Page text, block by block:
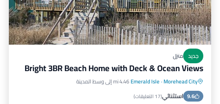
جديد منزل
Bright 3BR Beach Home with Deck & Ocean Views
Morehead City
·
Emerald Isle4.46 mi إلى وسط المدينة
9.6 استثنائي(17 التعليقات )
مواجه للمحيط
موقف سيارات
إطلالة على المحيط